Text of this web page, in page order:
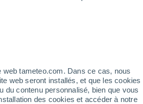
tameteo.com. Dans ce cas, nous
web seront installés, et que les cookies
du contenu personnalisé, bien que vous
des cookies et accéder à notre
neige